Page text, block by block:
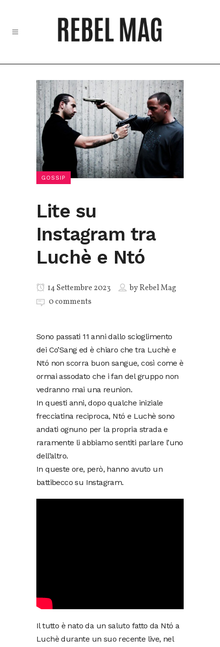
GOSSIP
Lite su
Instagram tra
Luchè e Ntó
14 Settembre 2023 byRebel Mag
0 comments
Sono passati 11 anni dallo scioglimento
dei Co’Sang ed è chiaro che tra Luchè e
Ntó non scorra buon sangue, così come è
ormai assodato che i fan del gruppo non
vedranno mai una reunion.
In questi anni, dopo qualche iniziale
frecciatina reciproca, Ntó e Luchè sono
andati ognuno per la propria strada e
raramente li abbiamo sentiti parlare l’uno
dell’altro.
In queste ore, però, hanno avuto un
battibecco su Instagram.
Il tutto è nato da un saluto fatto da Ntó a
Luchè durante un suo recente live, nel